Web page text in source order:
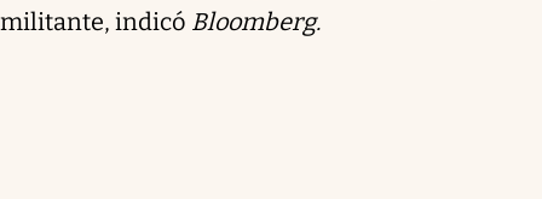
militante, indicó Bloomberg.